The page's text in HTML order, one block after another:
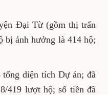
Đại Từ (gồm thị trấn
bị ảnh hưởng là 414 hộ;
diện tích Dự án; đã
419 lượt hộ; số tiền đã